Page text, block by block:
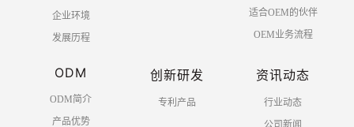
企业环境
发展历程
适合OEM的伙伴
OEM业务流程
ODM
ODM简介
产品优势
创新研发
专利产品
资讯动态
行业动态